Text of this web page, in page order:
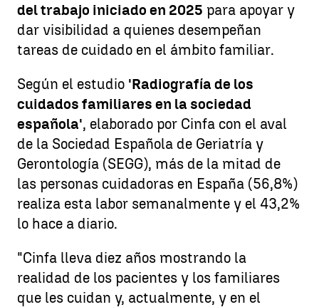
del trabajo iniciado en 2025 para apoyar y
dar visibilidad a quienes desempeñan
tareas de cuidado en el ámbito familiar.
Según el estudio 'Radiografía de los
cuidados familiares en la sociedad
española', elaborado por Cinfa con el aval
de la Sociedad Española de Geriatría y
Gerontología (SEGG), más de la mitad de
las personas cuidadoras en España (56,8%)
realiza esta labor semanalmente y el 43,2%
lo hace a diario.
"Cinfa lleva diez años mostrando la
realidad de los pacientes y los familiares
que les cuidan y, actualmente, y en el